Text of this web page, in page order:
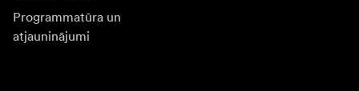
Programmatūra un
atjauninājumi